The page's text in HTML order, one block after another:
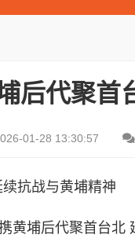
后代聚首
01-28 13:30:57
抗战与黄埔精神
黄埔后代聚首台北